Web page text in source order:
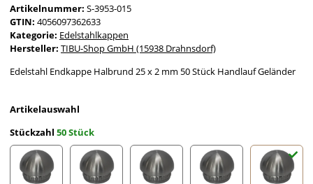
Artikelnummer: S-3953-015
GTIN: 4056097362633
Kategorie: Edelstahlkappen
Hersteller: TIBU-Shop GmbH (15938 Drahnsdorf)
Edelstahl Endkappe Halbrund 25 x 2 mm 50 Stück Handlauf Geländer
Artikelauswahl
Stückzahl 50 Stück